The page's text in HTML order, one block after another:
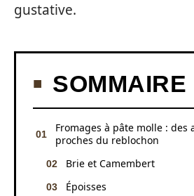
gustative.
SOMMAIRE
Fromages à pâte molle : des
proches du reblochon
Brie et Camembert
Époisses